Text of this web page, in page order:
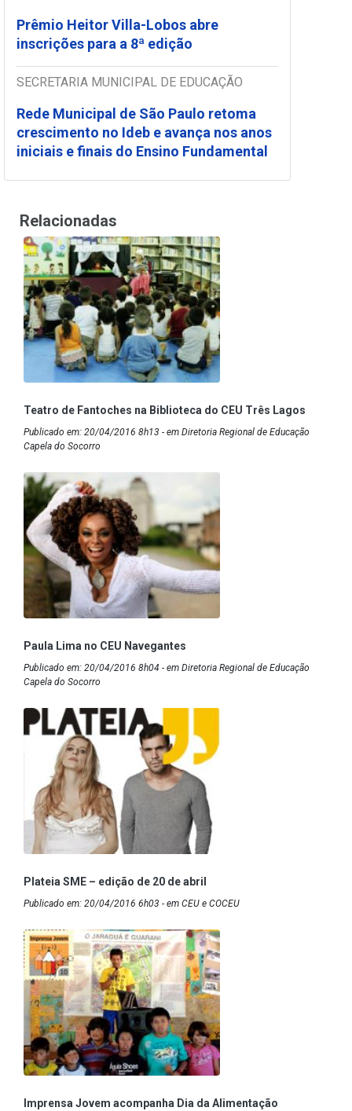
Prêmio Heitor Villa-Lobos abre
inscrições para a 8ª edição
SECRETARIA MUNICIPAL DE EDUCAÇÃO
Rede Municipal de São Paulo retoma
crescimento no Ideb e avança nos anos
iniciais e finais do Ensino Fundamental
Relacionadas
Teatro de Fantoches na Biblioteca do CEU Três Lagos
Publicado em: 20/04/2016 8h13 - em Diretoria Regional de Educação
Capela do Socorro
Paula Lima no CEU Navegantes
Publicado em: 20/04/2016 8h04 - em Diretoria Regional de Educação
Capela do Socorro
Plateia SME – edição de 20 de abril
Publicado em: 20/04/2016 6h03 - em CEU e COCEU
Imprensa Jovem acompanha Dia da Alimentação